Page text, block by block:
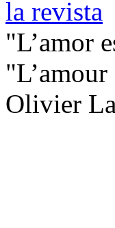
"L’amor
Olivier